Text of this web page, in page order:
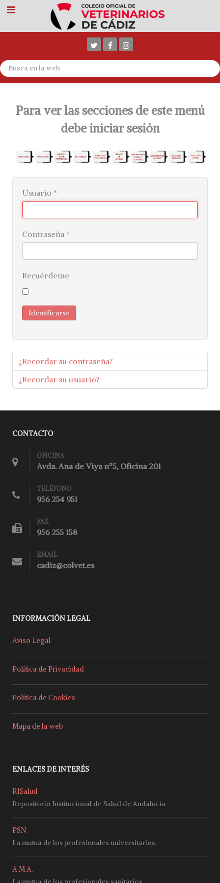
Para ver las secciones de este menú
debe iniciar sesión
Usuario *
Contraseña *
Recuérdeme
Identificarse
¿Recordar su contraseña?
¿Recordar su usuario?
CONTACTO
OFICINA
Avda. Ana de Viya nº5, Oficina 201
TELÉFONO
956 254 951
FAX
956 255 158
EMAIL
cadiz@colvet.es
INFORMACIÓN LEGAL
Aviso Legal
Política de Privacidad
Política de Cookies
Mapa de la web
ENLACES DE INTERÉS
RISalud
Repositorio Institucional de Salud de Andalucía
PSN
La mutua de los profesionales universitarios.
A.M.A.